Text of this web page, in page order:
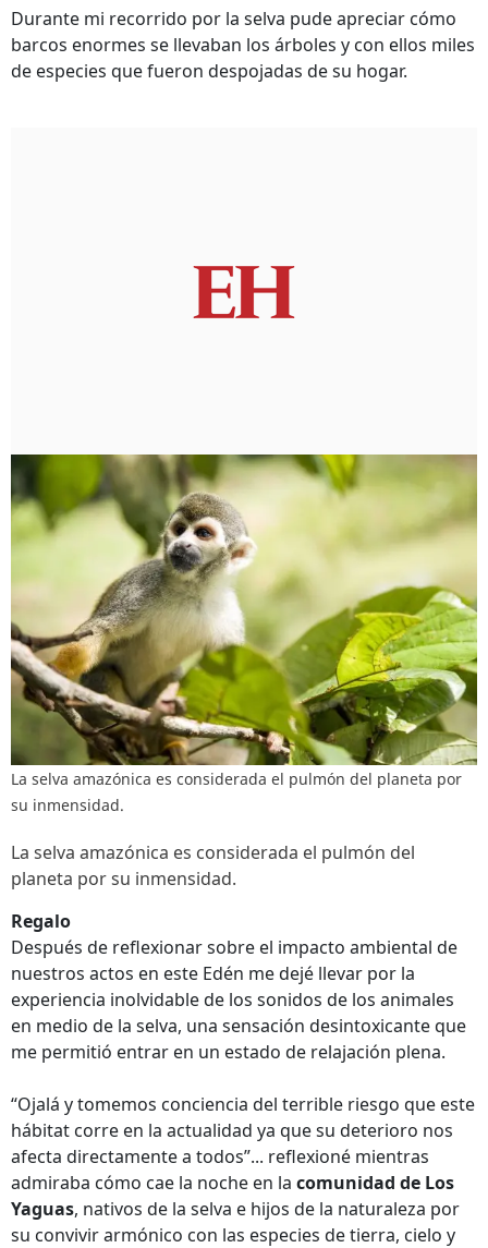
Durante mi recorrido por la selva pude apreciar cómo
barcos enormes se llevaban los árboles y con ellos miles
de especies que fueron despojadas de su hogar.
La selva amazónica es considerada el pulmón del planeta por
su inmensidad.
La selva amazónica es considerada el pulmón del
planeta por su inmensidad.
Regalo
Después de reflexionar sobre el impacto ambiental de
nuestros actos en este Edén me dejé llevar por la
experiencia inolvidable de los sonidos de los animales
en medio de la selva, una sensación desintoxicante que
me permitió entrar en un estado de relajación plena.
“Ojalá y tomemos conciencia del terrible riesgo que este
hábitat corre en la actualidad ya que su deterioro nos
afecta directamente a todos”... reflexioné mientras
admiraba cómo cae la noche en la comunidad de Los
Yaguas, nativos de la selva e hijos de la naturaleza por
su convivir armónico con las especies de tierra, cielo y